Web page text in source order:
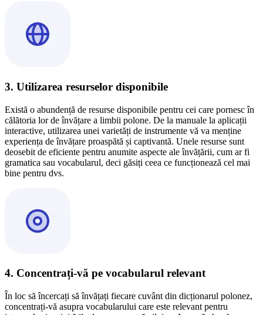
3. Utilizarea resurselor disponibile
Există o abundență de resurse disponibile pentru cei care pornesc în
călătoria lor de învățare a limbii polone. De la manuale la aplicații
interactive, utilizarea unei varietăți de instrumente vă va menține
experiența de învățare proaspătă și captivantă. Unele resurse sunt
deosebit de eficiente pentru anumite aspecte ale învățării, cum ar fi
gramatica sau vocabularul, deci găsiți ceea ce funcționează cel mai
bine pentru dvs.
4. Concentrați-vă pe vocabularul relevant
În loc să încercați să învățați fiecare cuvânt din dicționarul polonez,
concentrați-vă asupra vocabularului care este relevant pentru